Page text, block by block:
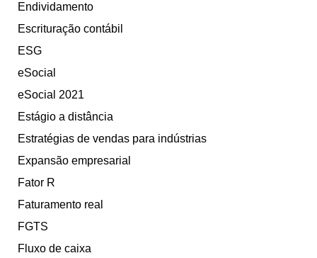
Endividamento
Escrituração contábil
ESG
eSocial
eSocial 2021
Estágio a distância
Estratégias de vendas para indústrias
Expansão empresarial
Fator R
Faturamento real
FGTS
Fluxo de caixa